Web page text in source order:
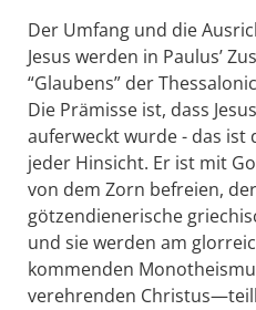
Der Umfang und die
Jesus werden in Paulus’
“Glaubens” der
Die Prämisse ist, dass
auferweckt wurde - das ist
jeder Hinsicht. Er ist mit
von dem Zorn befreien,
götzendienerische
und sie werden am
kommenden
verehrenden